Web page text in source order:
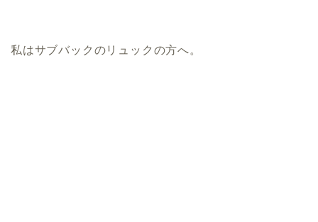
私はサブバックのリュックの方へ。